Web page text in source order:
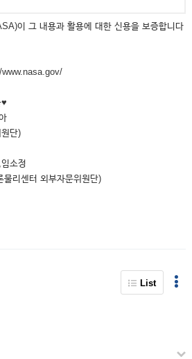
이 그 내용과 활용에 대한 신용을 보증합니다
♥
단)
소정
물리센터 외부자문위원단)
List